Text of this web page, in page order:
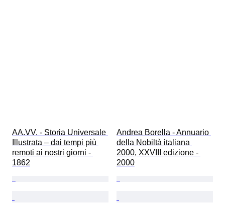
AA.VV. - Storia Universale
Illustrata – dai tempi più
remoti ai nostri giorni -
1862
Andrea Borella - Annuario
della Nobiltà italiana
2000, XXVIII edizione -
2000